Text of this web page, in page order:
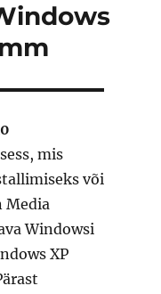
mis
või
Media
Windowsi
XP